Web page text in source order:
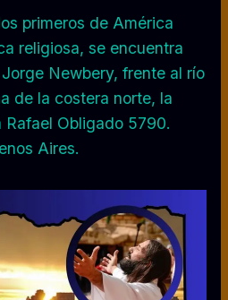
primeros de América
religiosa, se encuentra
Newbery, frente al río
de la costera norte, la
Obligado 5790.
Aires.